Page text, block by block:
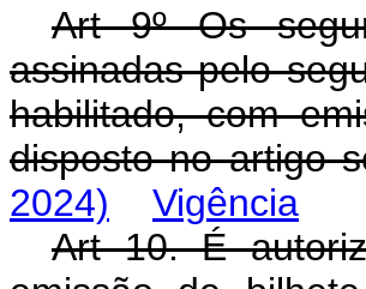
Art 9º Os
assinadas pelo
habilitado, com
disposto no artigo
2024)
Vigência
Art 10. É